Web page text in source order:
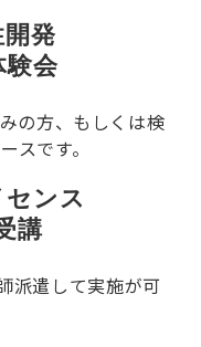
発
験会
の方、もしくは検
スです。
ンス
講
派遣して実施が可